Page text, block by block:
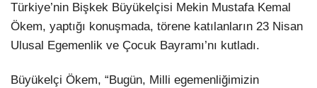
Türkiye’nin Bişkek Büyükelçisi Mekin Mustafa Kemal
Ökem, yaptığı konuşmada, törene katılanların 23 Nisan
Ulusal Egemenlik ve Çocuk Bayramı’nı kutladı.
Büyükelçi Ökem, “Bugün, Milli egemenliğimizin